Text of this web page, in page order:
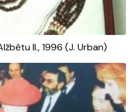
II., 1996 (J. Urban)